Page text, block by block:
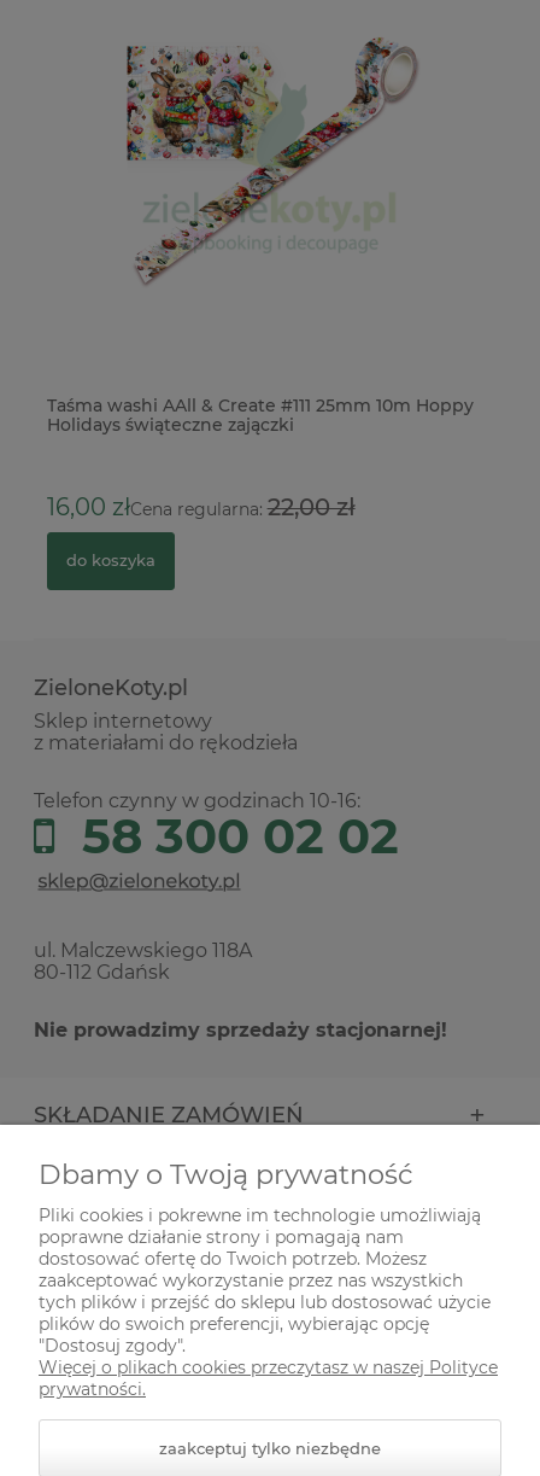
Taśma washi AAll & Create #111 25mm 10m Hoppy
Holidays świąteczne zajączki
16,00 złCena regularna:22,00 zł
do koszyka
ZieloneKoty.pl
Sklep internetowy
z materiałami do rękodzieła
Telefon czynny w godzinach 10-16:
58 300 02 02
ul. Malczewskiego 118A
80-112 Gdańsk
Nie prowadzimy sprzedaży stacjonarnej!
SKŁADANIE ZAMÓWIEŃ
INFORMACJE
ODWIEDŹ NAS NA
Dbamy o Twoją prywatność
Pliki cookies i pokrewne im technologie umożliwiają
poprawne działanie strony i pomagają nam
dostosować ofertę do Twoich potrzeb. Możesz
zaakceptować wykorzystanie przez nas wszystkich
tych plików i przejść do sklepu lub dostosować użycie
plików do swoich preferencji, wybierając opcję
"Dostosuj zgody".
Więcej o plikach cookies przeczytasz w naszej Polityce
prywatności.
zaakceptuj tylko niezbędne